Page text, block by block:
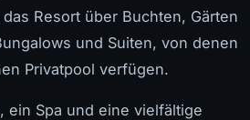
Resort über Buchten, Gärten
und Suiten, von denen
Privatpool verfügen.
ein Spa und eine vielfältige